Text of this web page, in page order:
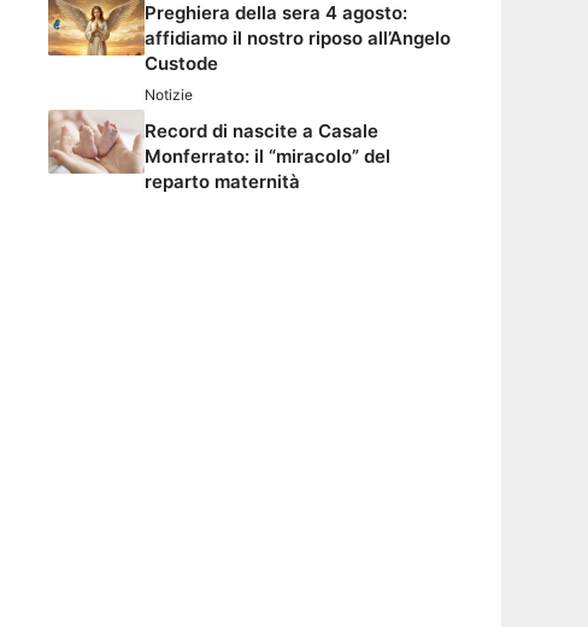
Preghiera della sera 4 agosto:
affidiamo il nostro riposo all’Angelo
Custode
Notizie
Record di nascite a Casale
Monferrato: il “miracolo” del
reparto maternità